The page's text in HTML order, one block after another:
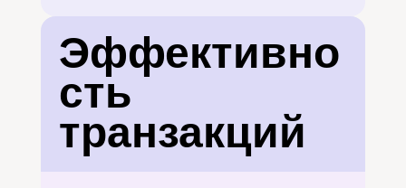
Эффективно
сть
транзакций